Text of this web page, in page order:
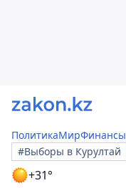
ПолитикаМирФинансы
#Выборы в Курултай
+31°